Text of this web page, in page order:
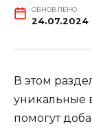
ОБНОВЛЕНО
24.07.2024
В этом
уникальные
помогут